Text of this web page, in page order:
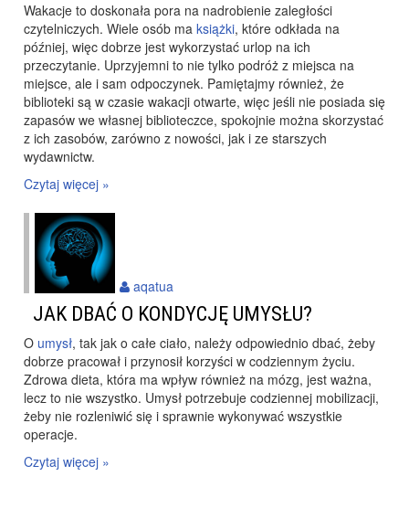
Wakacje to doskonała pora na nadrobienie zaległości
czytelniczych. Wiele osób ma książki, które odkłada na
później, więc dobrze jest wykorzystać urlop na ich
przeczytanie. Uprzyjemni to nie tylko podróż z miejsca na
miejsce, ale i sam odpoczynek. Pamiętajmy również, że
biblioteki są w czasie wakacji otwarte, więc jeśli nie posiada się
zapasów we własnej biblioteczce, spokojnie można skorzystać
z ich zasobów, zarówno z nowości, jak i ze starszych
wydawnictw.
Czytaj więcej »
JAK DBAĆ O KONDYCJĘ UMYSŁU?
O umysł, tak jak o całe ciało, należy odpowiednio dbać, żeby
dobrze pracował i przynosił korzyści w codziennym życiu.
Zdrowa dieta, która ma wpływ również na mózg, jest ważna,
lecz to nie wszystko. Umysł potrzebuje codziennej mobilizacji,
żeby nie rozleniwić się i sprawnie wykonywać wszystkie
operacje.
Czytaj więcej »
aqatua